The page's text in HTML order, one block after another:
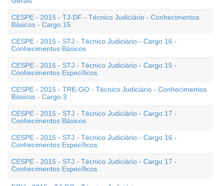
CESPE - 2015 - TJ-DF - Técnico Judiciário - Conhecimentos
Básicos - Cargo 15
CESPE - 2015 - STJ - Técnico Judiciário - Cargo 16 -
Conhecimentos Básicos
CESPE - 2015 - STJ - Técnico Judiciário - Cargo 15 -
Conhecimentos Específicos
CESPE - 2015 - TRE-GO - Técnico Judiciário - Conhecimentos
Básicos - Cargo 3
CESPE - 2015 - STJ - Técnico Judiciário - Cargo 17 -
Conhecimentos Básicos
CESPE - 2015 - STJ - Técnico Judiciário - Cargo 16 -
Conhecimentos Específicos
CESPE - 2015 - STJ - Técnico Judiciário - Cargo 17 -
Conhecimentos Específicos